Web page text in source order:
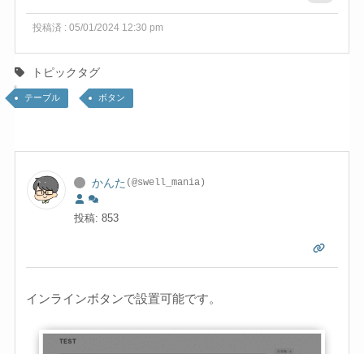
投稿済 : 05/01/2024 12:30 pm
トピックタグ
テーブル ボタン
かんた (@swell_mania)
投稿: 853
インラインボタンで設置可能です。